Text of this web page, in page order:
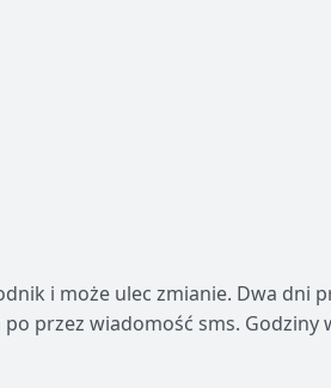
i może ulec zmianie. Dwa dni
przez wiadomość sms. Godziny